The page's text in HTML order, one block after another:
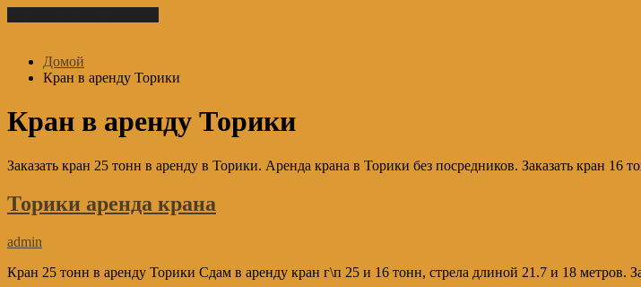
Домой
Кран в аренду Торики
Кран в аренду Торики
Заказать кран 25 тонн в аренду в Торики. Аренда крана в Торики без посредников. Заказать кран 16
Торики аренда крана
admin
Кран 25 тонн в аренду Торики Сдам в аренду кран г\п 25 и 16 тонн, стрела длиной 21.7 и 18 метров.